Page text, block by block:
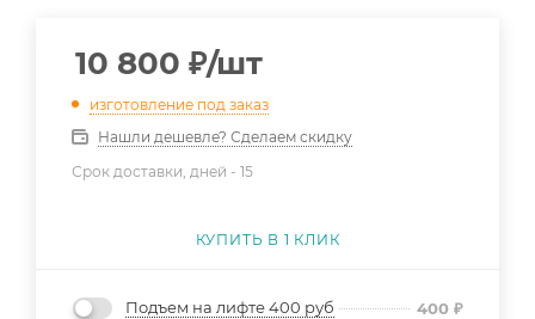
10 800 ₽/шт
изготовление под заказ
Нашли дешевле? Сделаем скидку
Срок доставки, дней - 15
КУПИТЬ В 1 КЛИК
Подъем на лифте 400 руб 400 ₽